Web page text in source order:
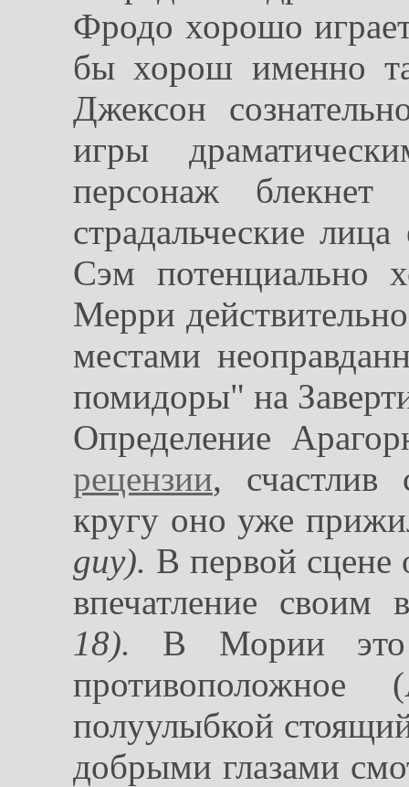
Фродо хорошо
бы хорош именно
Джексон
игры
персонаж
страдальческие
Сэм
Мерри
местами
помидоры" на
Определение
рецензии,
кругу оно уже
guy). В первой сцене
впечатление
18). В Мории это
противоположное
полуулыбкой
добрыми глазами